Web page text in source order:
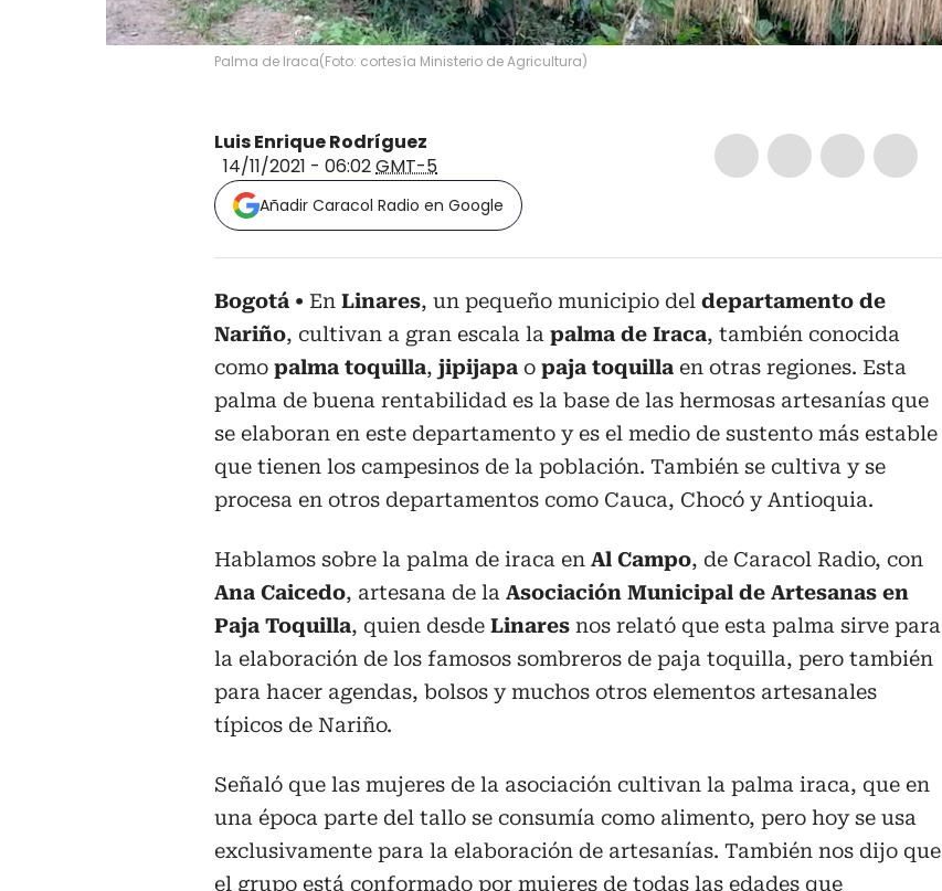
Palma de Iraca(Foto: cortesía Ministerio de Agricultura)
Luis Enrique Rodríguez
14/11/2021 - 06:02GMT-5
Añadir Caracol Radio en Google
Bogotá En Linares, un pequeño municipio del departamento de
Nariño, cultivan a gran escala la palma de Iraca, también conocida
como palma toquilla, jipijapa o paja toquilla en otras regiones. Esta
palma de buena rentabilidad es la base de las hermosas artesanías que
se elaboran en este departamento y es el medio de sustento más estable
que tienen los campesinos de la población. También se cultiva y se
procesa en otros departamentos como Cauca, Chocó y Antioquia.
Hablamos sobre la palma de iraca en Al Campo, de Caracol Radio, con
Ana Caicedo, artesana de la Asociación Municipal de Artesanas en
Paja Toquilla, quien desde Linares nos relató que esta palma sirve para
la elaboración de los famosos sombreros de paja toquilla, pero también
para hacer agendas, bolsos y muchos otros elementos artesanales
típicos de Nariño.
Señaló que las mujeres de la asociación cultivan la palma iraca, que en
una época parte del tallo se consumía como alimento, pero hoy se usa
exclusivamente para la elaboración de artesanías. También nos dijo que
el grupo está conformado por mujeres de todas las edades que